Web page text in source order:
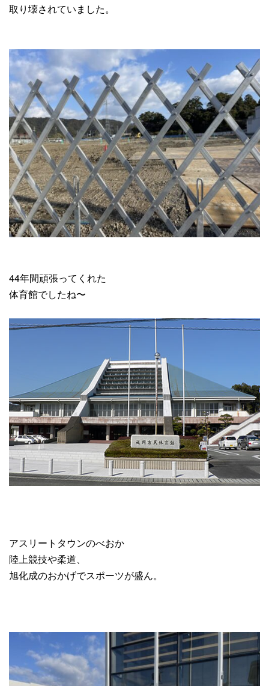
取り壊されていました。
44年間頑張ってくれた
体育館でしたね〜
アスリートタウンのべおか
陸上競技や柔道、
旭化成のおかげでスポーツが盛ん。